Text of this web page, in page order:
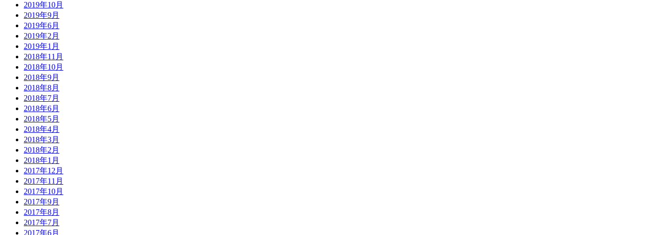
2019年10月
2019年9月
2019年6月
2019年2月
2019年1月
2018年11月
2018年10月
2018年9月
2018年8月
2018年7月
2018年6月
2018年5月
2018年4月
2018年3月
2018年2月
2018年1月
2017年12月
2017年11月
2017年10月
2017年9月
2017年8月
2017年7月
2017年6月